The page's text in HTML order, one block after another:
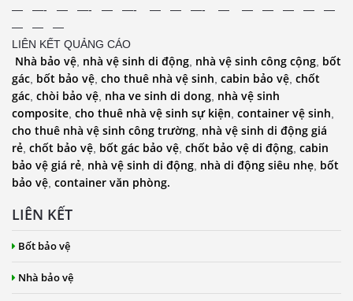
— —- — —- — —- — — —- — — — — — —
— — —
LIÊN KẾT QUẢNG CÁO
Nhà bảo vệ nhà vệ sinh di động nhà vệ sinh công cộng bốt
gác bốt bảo vệ cho thuê nhà vệ sinh cabin bảo vệ chốt
gác chòi bảo vệ nha ve sinh di dong nhà vệ sinh
composite cho thuê nhà vệ sinh sự kiện container vệ sinh
cho thuê nhà vệ sinh công trường nhà vệ sinh di động giá
rẻ chốt bảo vệ bốt gác bảo vệ chốt bảo vệ di động cabin
bảo vệ giá rẻ nhà vệ sinh di động nhà di động siêu nhẹ bốt
bảo vệ container văn phòng.
LIÊN KẾT
Bốt bảo vệ
Nhà bảo vệ